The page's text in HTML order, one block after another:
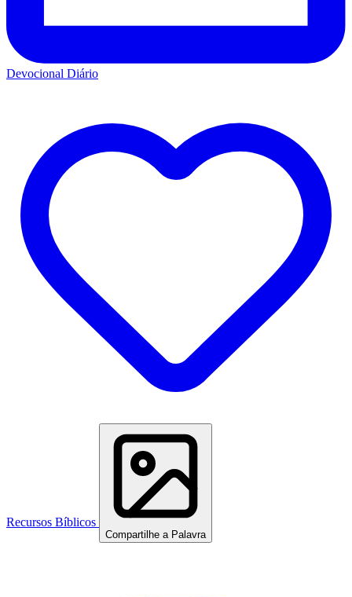
Devocional Diário
Recursos Bíblicos
Compartilhe a Palavra